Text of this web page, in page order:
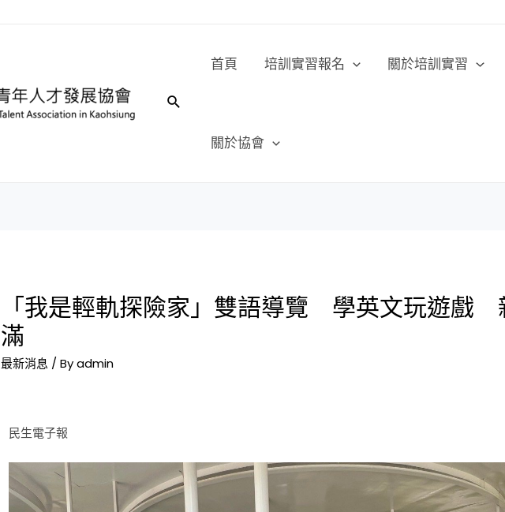
首頁 培訓實習報名 關於培訓實習
關於協會
「我是輕軌探險家」雙語導覽 學英文玩遊戲
滿
最新消息 / Byadmin
民生電子報